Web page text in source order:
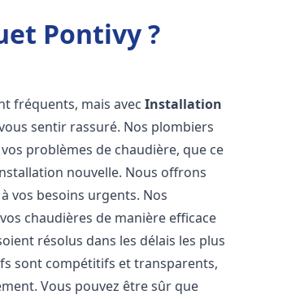
Pontivy ?
fréquents, mais avecInstallation
sentir rassuré. Nos plombiers
problèmes de chaudière, que ce
nouvelle. Nous offrons
vos besoins urgents. Nos
chaudières de manière efficace
résolus dans les délais les plus
sont compétitifs et transparents,
Vous pouvez être sûr que